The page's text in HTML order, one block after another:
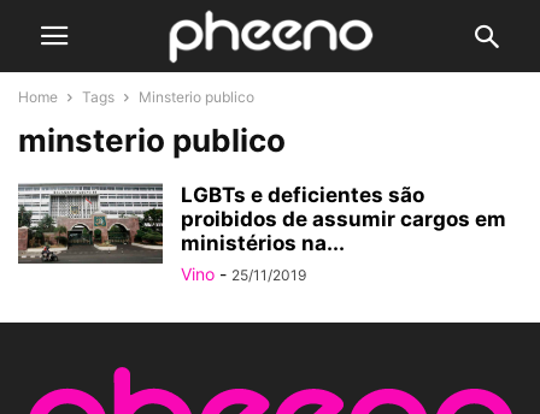
Home Tags Minsterio publico
minsterio publico
LGBTs e deficientes são
proibidos de assumir cargos em
ministérios na...
Vino - 25/11/2019